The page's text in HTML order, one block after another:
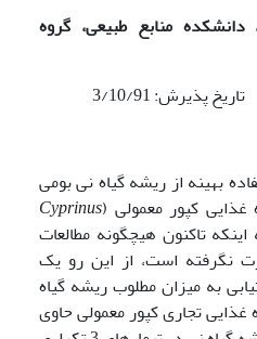
دانشکده منابع طبیعی، گروه
بهینه از ریشه گیاه نی بومی
کپور معمولی (Cyprinus
تاکنون هیچگونه مطالعات
است، از این رو یک
دستیابی به میزان مطلوب ریشه گیاه
انجام شد. 4 جیره غذایی تجاری کپور معمولی حاوی